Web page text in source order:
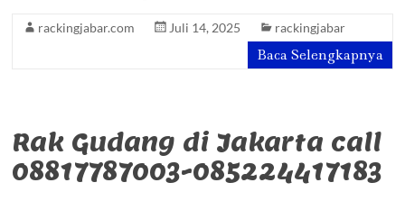
rackingjabar.com Juli 14, 2025 rackingjabar
Baca Selengkapnya
Rak Gudang di Jakarta call
08817787003-085224417183